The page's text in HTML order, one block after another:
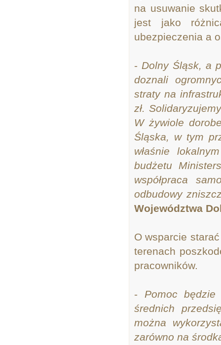
na usuwanie
jest jako
ubezpieczenia a
- Dolny Śląsk, a
doznali
straty na
zł.
W żywiole
Śląska, w tym
właśnie
budżetu
współpraca
odbudowy
Województwa
O wsparcie
terenach
pracowników.
- Pomoc
średnich
można
zarówno na